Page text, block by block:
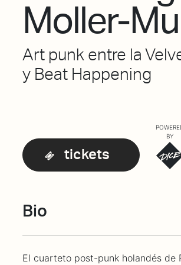
Moller-
Art punk entre la
y Beat Happening
tickets
BY
Bio
El cuarteto post-punk holandés de